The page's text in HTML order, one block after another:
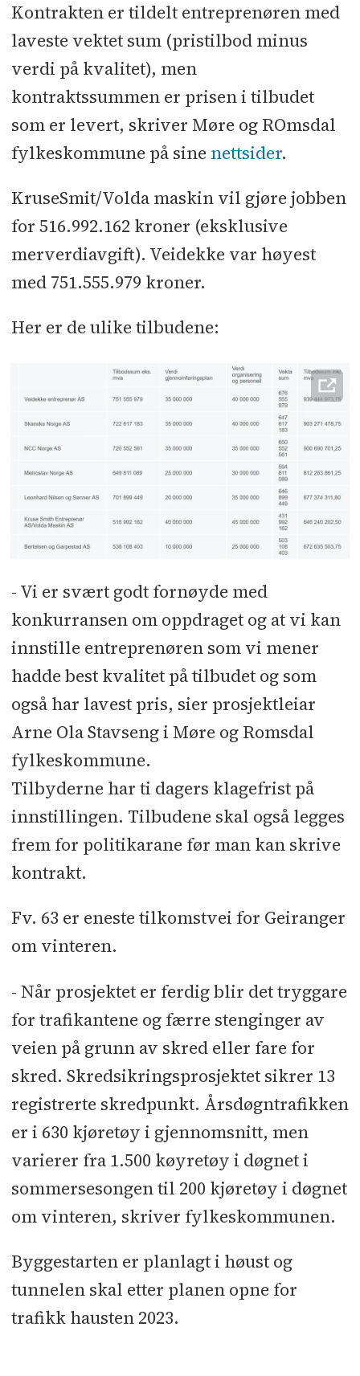
Kontrakten er tildelt entreprenøren med
laveste vektet sum (pristilbod minus
verdi på kvalitet), men
kontraktssummen er prisen i tilbudet
som er levert, skriver Møre og ROmsdal
fylkeskommune på sine nettsider.
KruseSmit/Volda maskin vil gjøre jobben
for 516.992.162 kroner (eksklusive
merverdiavgift). Veidekke var høyest
med 751.555.979 kroner.
Her er de ulike tilbudene:
- Vi er svært godt fornøyde med
konkurransen om oppdraget og at vi kan
innstille entreprenøren som vi mener
hadde best kvalitet på tilbudet og som
også har lavest pris, sier prosjektleiar
Arne Ola Stavseng i Møre og Romsdal
fylkeskommune.
Tilbyderne har ti dagers klagefrist på
innstillingen. Tilbudene skal også legges
frem for politikarane før man kan skrive
kontrakt.
Fv. 63 er eneste tilkomstvei for Geiranger
om vinteren.
- Når prosjektet er ferdig blir det tryggare
for trafikantene og færre stenginger av
veien på grunn av skred eller fare for
skred. Skredsikringsprosjektet sikrer 13
registrerte skredpunkt. Årsdøgntrafikken
er i 630 kjøretøy i gjennomsnitt, men
varierer fra 1.500 køyretøy i døgnet i
sommersesongen til 200 kjøretøy i døgnet
om vinteren, skriver fylkeskommunen.
Byggestarten er planlagt i høust og
tunnelen skal etter planen opne for
trafikk hausten 2023.